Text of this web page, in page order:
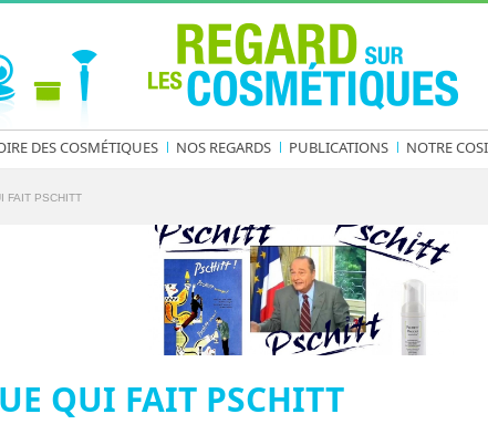
DES COSMÉTIQUES NOS REGARDS PUBLICATIONS NOTRE
FAIT PSCHITT
QUI FAIT PSCHITT